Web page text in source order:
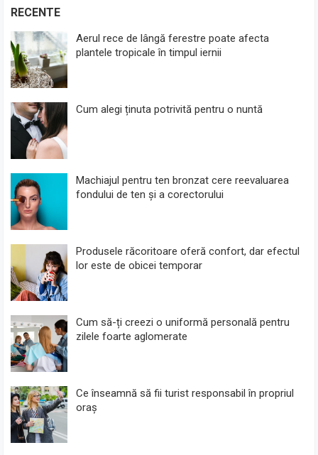
RECENTE
Aerul rece de lângă ferestre poate afecta
plantele tropicale în timpul iernii
Cum alegi ținuta potrivită pentru o nuntă
Machiajul pentru ten bronzat cere reevaluarea
fondului de ten și a corectorului
Produsele răcoritoare oferă confort, dar efectul
lor este de obicei temporar
Cum să-ți creezi o uniformă personală pentru
zilele foarte aglomerate
Ce înseamnă să fii turist responsabil în propriul
oraș